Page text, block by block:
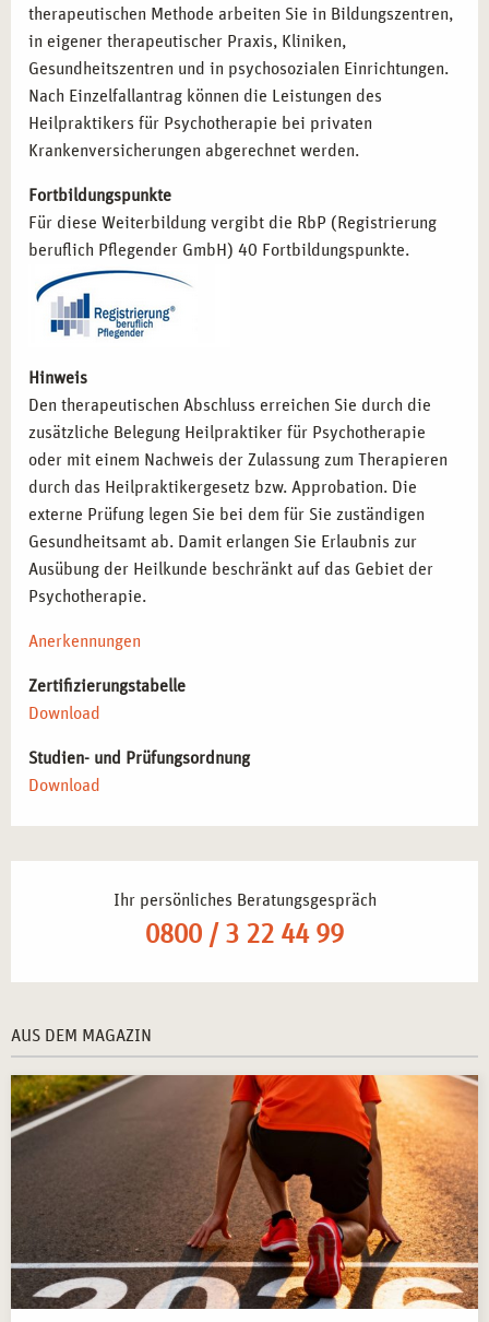
lernfreundlichen Umfeld. Die Ausbildung zur systemischen
Therapie ist Ihre Chance, fundiert und praxisnah einen
Beruf zu ergreifen, der Sinn stiftet und Leben positiv
verändert. Starten Sie in Frankfurt in eine professionelle
Zukunft mit System.
therapeutischen Methode arbeiten Sie in Bildungszentren,
in eigener therapeutischer Praxis, Kliniken,
Gesundheitszentren und in psychosozialen Einrichtungen.
Nach Einzelfallantrag können die Leistungen des
Heilpraktikers für Psychotherapie bei privaten
Krankenversicherungen abgerechnet werden.
Fortbildungspunkte
Für diese Weiterbildung vergibt die RbP (Registrierung
beruflich Pflegender GmbH) 40 Fortbildungspunkte.
Hinweis
Den therapeutischen Abschluss erreichen Sie durch die
zusätzliche Belegung Heilpraktiker für Psychotherapie
oder mit einem Nachweis der Zulassung zum Therapieren
durch das Heilpraktikergesetz bzw. Approbation. Die
externe Prüfung legen Sie bei dem für Sie zuständigen
Gesundheitsamt ab. Damit erlangen Sie Erlaubnis zur
Ausübung der Heilkunde beschränkt auf das Gebiet der
Psychotherapie.
Anerkennungen
Zertifizierungstabelle
Download
Studien- und Prüfungsordnung
Download
Ihr persönliches Beratungsgespräch
0800 / 3 22 44 99
AUS DEM MAGAZIN